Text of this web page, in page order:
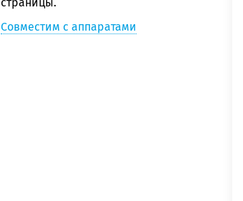
страницы.
Совместим с аппаратами